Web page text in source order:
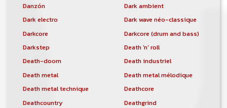
Danzón
Dark ambient
Dark electro
Dark wave néo-classique
Darkcore
Darkcore (drum and bass)
Darkstep
Death 'n' roll
Death-doom
Death industriel
Death metal
Death metal mélodique
Death metal technique
Deathcore
Deathcountry
Deathgrind